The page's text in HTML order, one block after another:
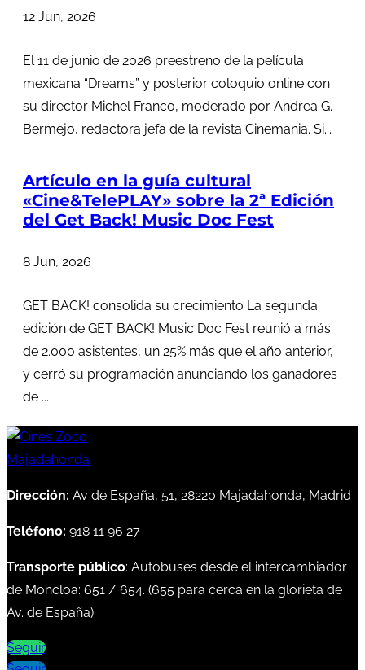
12 Jun, 2026
El 11 de junio de 2026 preestreno de la película
mexicana “Dreams” y posterior coloquio online con
su director Michel Franco, moderado por Andrea G.
Bermejo, redactora jefa de la revista Cinemania. Si...
Artículo en la guía cultural
«Cine&TelePLAY» sobre la 2ª Edición
del Get Back! Music Doc Fest
8 Jun, 2026
GET BACK! consolida su crecimiento La segunda
edición de GET BACK! Music Doc Fest reunió a más
de 2.000 asistentes, un 25% más que el año anterior,
y cerró su programación anunciando los ganadores
de ...
Dirección: Av de España, 51, 28220 Majadahonda, Madrid
Teléfono: 918 11 96 27
Transporte público: Autobuses desde el intercambiador
de Moncloa: 651 / 654. (655 para cerca en la glorieta de
Av. de España)
Seguir